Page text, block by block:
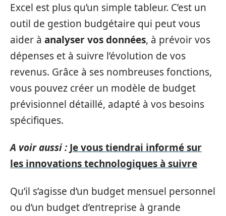
Excel est plus qu’un simple tableur. C’est un
outil de gestion budgétaire qui peut vous
aider à analyser vos données, à prévoir vos
dépenses et à suivre l’évolution de vos
revenus. Grâce à ses nombreuses fonctions,
vous pouvez créer un modèle de budget
prévisionnel détaillé, adapté à vos besoins
spécifiques.
A voir aussi : Je vous tiendrai informé sur
les innovations technologiques à suivre
Qu’il s’agisse d’un budget mensuel personnel
ou d’un budget d’entreprise à grande